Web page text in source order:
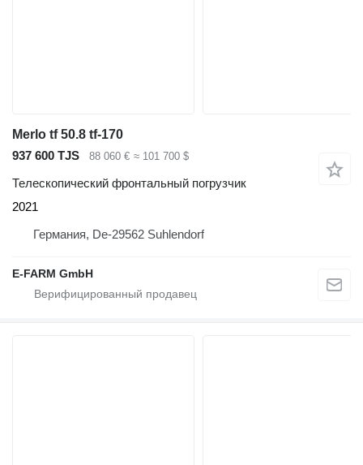
Merlo tf 50.8 tf-170
937 600 TJS
88 060 € ≈ 101 700 $
Телескопический фронтальный погрузчик
2021
Германия, De-29562 Suhlendorf
E-FARM GmbH